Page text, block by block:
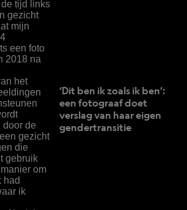
‘Dit ben ik zoals ik ben’:
een fotograaf doet
verslag van haar eigen
gendertransitie